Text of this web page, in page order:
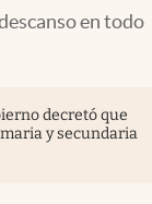
en todo
decretó que
y secundaria